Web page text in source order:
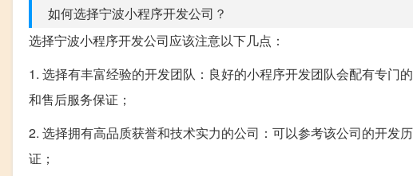
如何选择宁波小程序开发公司？
选择宁波小程序开发公司应该注意以下几点：
1. 选择有丰富经验的开发团队：良好的小程序开发团队会配有专门
和售后服务保证；
2. 选择拥有高品质获誉和技术实力的公司：可以参考该公司的开发
证；